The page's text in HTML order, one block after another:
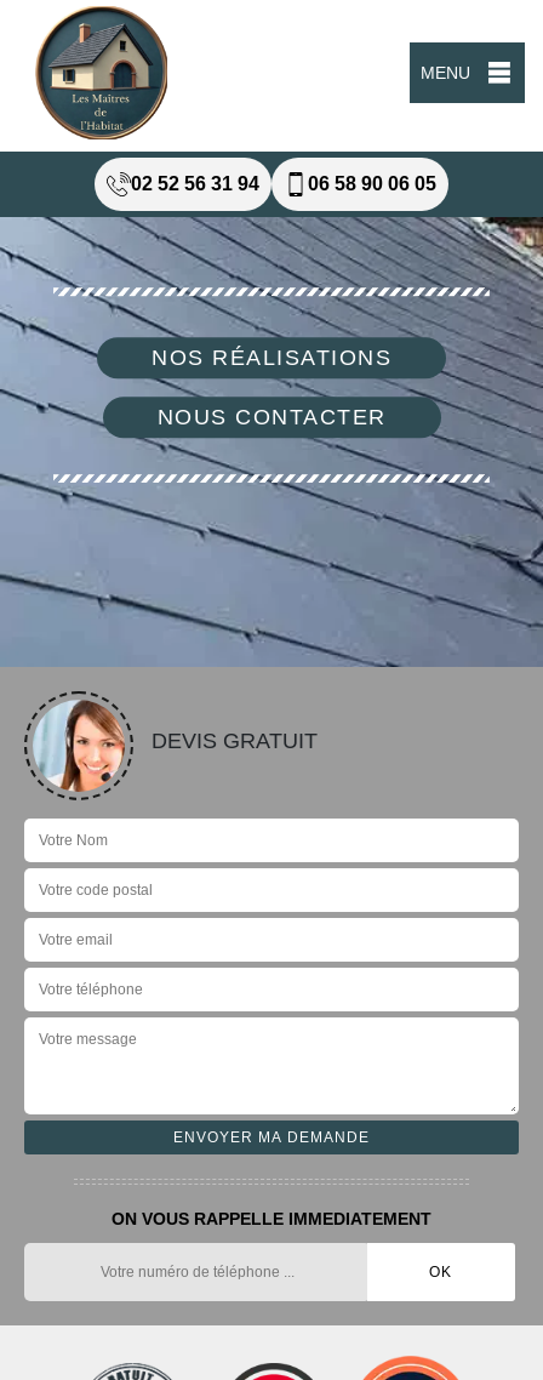
MENU
02 52 56 31 94 06 58 90 06 05
NOS RÉALISATIONS
NOUS CONTACTER
DEVIS GRATUIT
ON VOUS RAPPELLE IMMEDIATEMENT